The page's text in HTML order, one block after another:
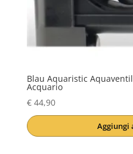
Blau Aquaristic
Acquario
€44,90
Aggiungi